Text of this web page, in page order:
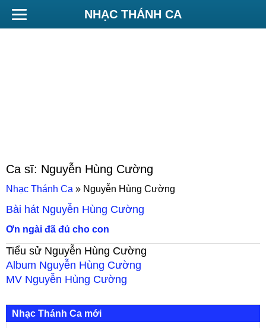
NHẠC THÁNH CA
Ca sĩ: Nguyễn Hùng Cường
Nhạc Thánh Ca » Nguyễn Hùng Cường
Bài hát Nguyễn Hùng Cường
Ơn ngài đã đủ cho con
Tiểu sử Nguyễn Hùng Cường
Album Nguyễn Hùng Cường
MV Nguyễn Hùng Cường
Nhạc Thánh Ca mới